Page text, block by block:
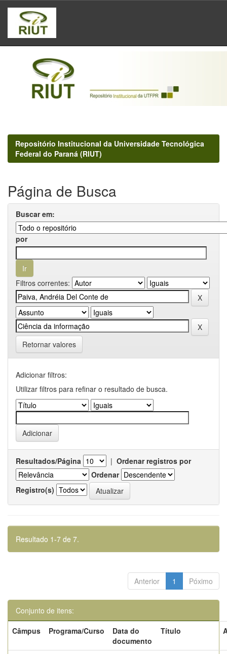
Skip
navigation
Repositório Institucional da Universidade Tecnológica
Federal do Paraná (RIUT)
Página de Busca
Buscar em:
por
Filtros correntes:
Retornar valores
Adicionar filtros:
Utilizar filtros para refinar o resultado de busca.
Resultados/Página | Ordenar registros por
Ordenar
Registro(s)
Resultado 1-7 de 7.
Anterior 1 Póximo
Conjunto de itens:
Câmpus
Programa/Curso
Data do
documento
Título